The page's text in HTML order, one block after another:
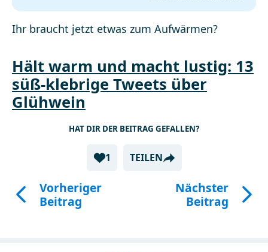
Ihr braucht jetzt etwas zum Aufwärmen?
Hält warm und macht lustig: 13
süß-klebrige Tweets über
Glühwein
HAT DIR DER BEITRAG GEFALLEN?
1 TEILEN
Vorheriger
Beitrag
Nächster
Beitrag